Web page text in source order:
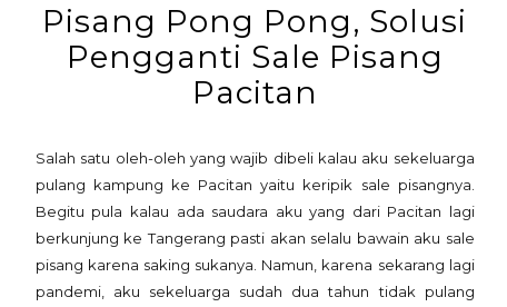
Pisang Pong Pong, Solusi
Pengganti Sale Pisang
Pacitan
Salah satu oleh-oleh yang wajib dibeli kalau aku sekeluarga
pulang kampung ke Pacitan yaitu keripik sale pisangnya.
Begitu pula kalau ada saudara aku yang dari Pacitan lagi
berkunjung ke Tangerang pasti akan selalu bawain aku sale
pisang karena saking sukanya. Namun, karena sekarang lagi
pandemi, aku sekeluarga sudah dua tahun tidak pulang